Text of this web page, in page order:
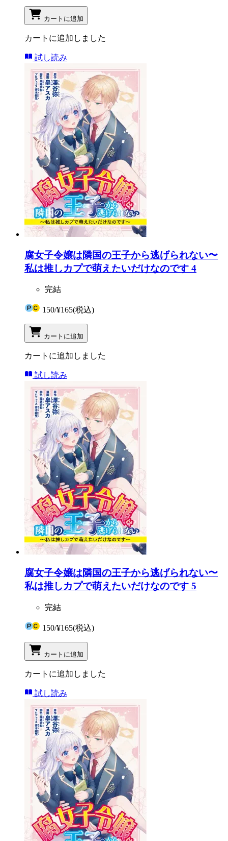
カートに追加
カートに追加しました
試し読み
腐女子令嬢は隣国の王子から逃げられない〜
私は推しカプで萌えたいだけなのです 4
完結
150/¥165(税込)
カートに追加
カートに追加しました
試し読み
腐女子令嬢は隣国の王子から逃げられない〜
私は推しカプで萌えたいだけなのです 5
完結
150/¥165(税込)
カートに追加
カートに追加しました
試し読み